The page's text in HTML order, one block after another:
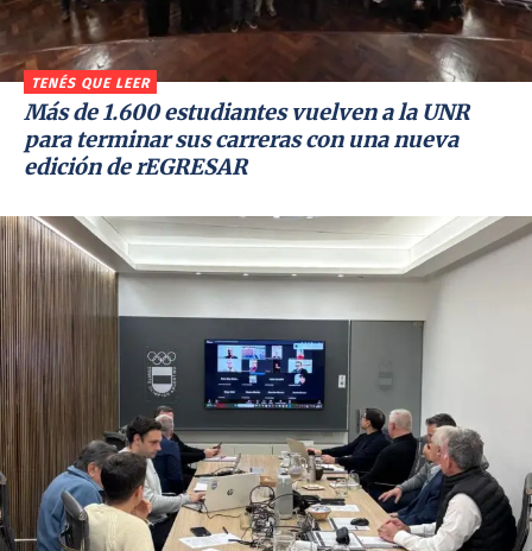
TENÉS QUE LEER
Más de 1.600 estudiantes vuelven a la UNR
para terminar sus carreras con una nueva
edición de rEGRESAR